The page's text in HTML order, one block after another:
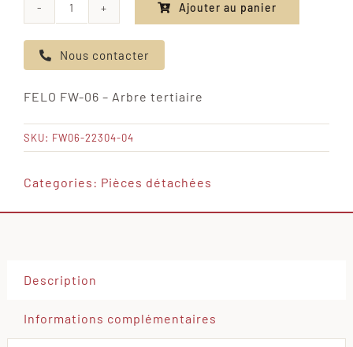
de
FELO
06
-
Arbre
Ajouter au panier
Nous contacter
FELO FW-06 – Arbre tertiaire
SKU: FW06-22304-04
Categories: Pièces détachées
Description
Informations complémentaires